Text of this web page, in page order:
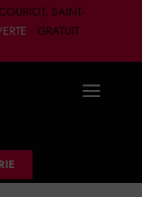
SAINT-
· GRATUIT